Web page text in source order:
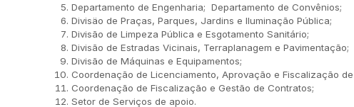
Departamento de Engenharia; Departamento de Convênios;
Divisäo de Praças, Parques, Jardins e Iluminação Pública;
Divisão de Limpeza Pública e Esgotamento Sanitário;
Divisão de Estradas Vicinais, Terraplanagem e Pavimentação;
Divisão de Máquinas e Equipamentos;
Coordenação de Licenciamento, Aprovação e Fiscalização de
Coordenação de Fiscalização e Gestão de Contratos;
Setor de Serviços de apoio.